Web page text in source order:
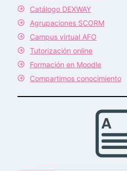
Catálogo DEXWAY
Agrupaciones SCORM
Campus virtual AFO
Tutorización online
Formación en Moodle
Compartimos conocimiento